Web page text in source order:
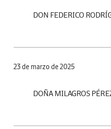
DON FEDERICO
23 de marzo de 2025
DOÑA MILAGROS